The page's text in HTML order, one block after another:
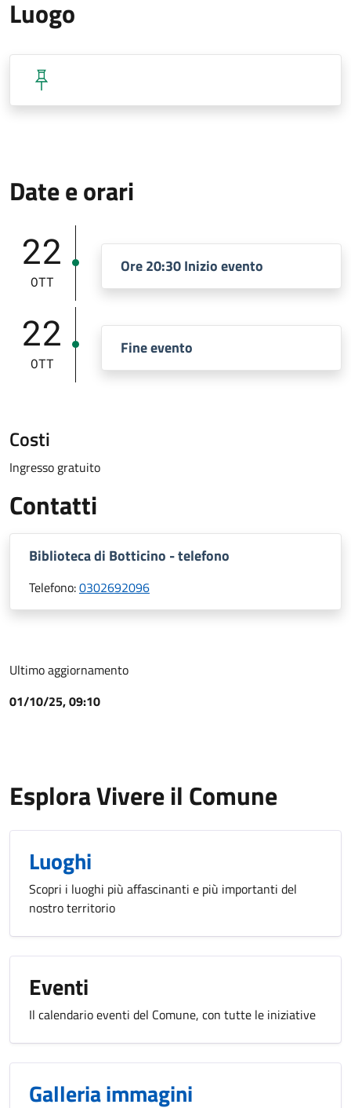
Luogo
Date e orari
22
OTT
Ore 20:30 Inizio evento
22
OTT
Fine evento
Costi
Ingresso gratuito
Contatti
Biblioteca di Botticino - telefono
Telefono:0302692096
Ultimo aggiornamento
01/10/25, 09:10
Esplora Vivere il Comune
Luoghi
Scopri i luoghi più affascinanti e più importanti del
nostro territorio
Eventi
Il calendario eventi del Comune, con tutte le iniziative
Galleria immagini